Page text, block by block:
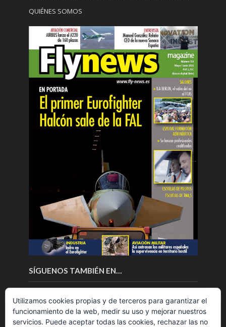
QUIÉNES SOMOS
SÍGUENOS TAMBIÉN EN…
Utilizamos cookies propias y de terceros para garantizar el
funcionamiento de la web, medir su uso y mejorar nuestros
servicios. Puede aceptar todas las cookies, rechazar las no